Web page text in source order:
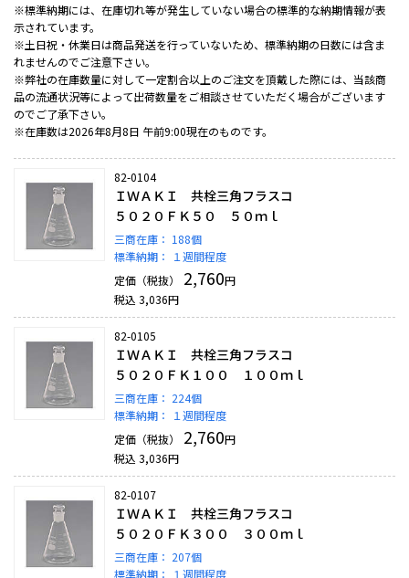
※標準納期には、在庫切れ等が発生していない場合の標準的な納期情報が表
示されています。
※土日祝・休業日は商品発送を行っていないため、標準納期の日数には含ま
れませんのでご注意下さい。
※弊社の在庫数量に対して一定割合以上のご注文を頂戴した際には、当該商
品の流通状況等によって出荷数量をご相談させていただく場合がございます
のでご了承下さい。
※在庫数は2026年8月8日 午前9:00現在のものです。
82-0104
ＩＷＡＫＩ 共栓三角フラスコ
５０２０ＦＫ５０ ５０ｍｌ
三商在庫： 188個
標準納期：
１週間程度
定価（税抜）
2,760円
税込 3,036円
82-0105
ＩＷＡＫＩ 共栓三角フラスコ
５０２０ＦＫ１００ １００ｍｌ
三商在庫： 224個
標準納期：
１週間程度
定価（税抜）
2,760円
税込 3,036円
82-0107
ＩＷＡＫＩ 共栓三角フラスコ
５０２０ＦＫ３００ ３００ｍｌ
三商在庫： 207個
標準納期：
１週間程度